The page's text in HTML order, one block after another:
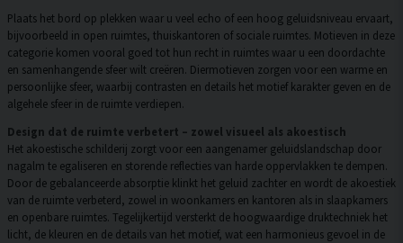
Plaats het bord op plekken waar u veel echo of een hoog geluidsniveau ervaart,
bijvoorbeeld in open ruimtes, thuiskantoren of sociale ruimtes. Motieven in deze
categorie komen vooral goed tot hun recht in ruimtes waar u een doordachte
en samenhangende sfeer wilt creëren. Diermotieven zorgen voor een warme en
persoonlijke sfeer, waarbij contrasten en details het motief karakter geven en de
algehele sfeer in de ruimte verdiepen.
Design dat de ruimte verbetert – zowel visueel als akoestisch
Het akoestische schilderij zorgt voor een aangenamer geluidslandschap door
nagalm te egaliseren en storende reflecties van harde oppervlakken te dempen.
Door de gebalanceerde absorptie klinkt het geluid zachter en wordt de akoestiek
van de ruimte verbeterd, zowel in woonkamers en kantoren als in slaapkamers
en openbare ruimtes. Tegelijkertijd versterkt de hoogwaardige druktechniek het
licht, de kleuren en de details van het motief, wat een harmonieus gevoel in de